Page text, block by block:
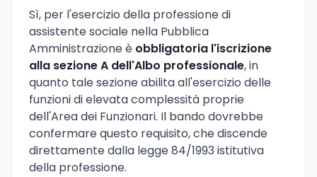
Sì, per l'esercizio della professione di
assistente sociale nella Pubblica
Amministrazione è obbligatoria l'iscrizione
alla sezione A dell'Albo professionale, in
quanto tale sezione abilita all'esercizio delle
funzioni di elevata complessità proprie
dell'Area dei Funzionari. Il bando dovrebbe
confermare questo requisito, che discende
direttamente dalla legge 84/1993 istitutiva
della professione.